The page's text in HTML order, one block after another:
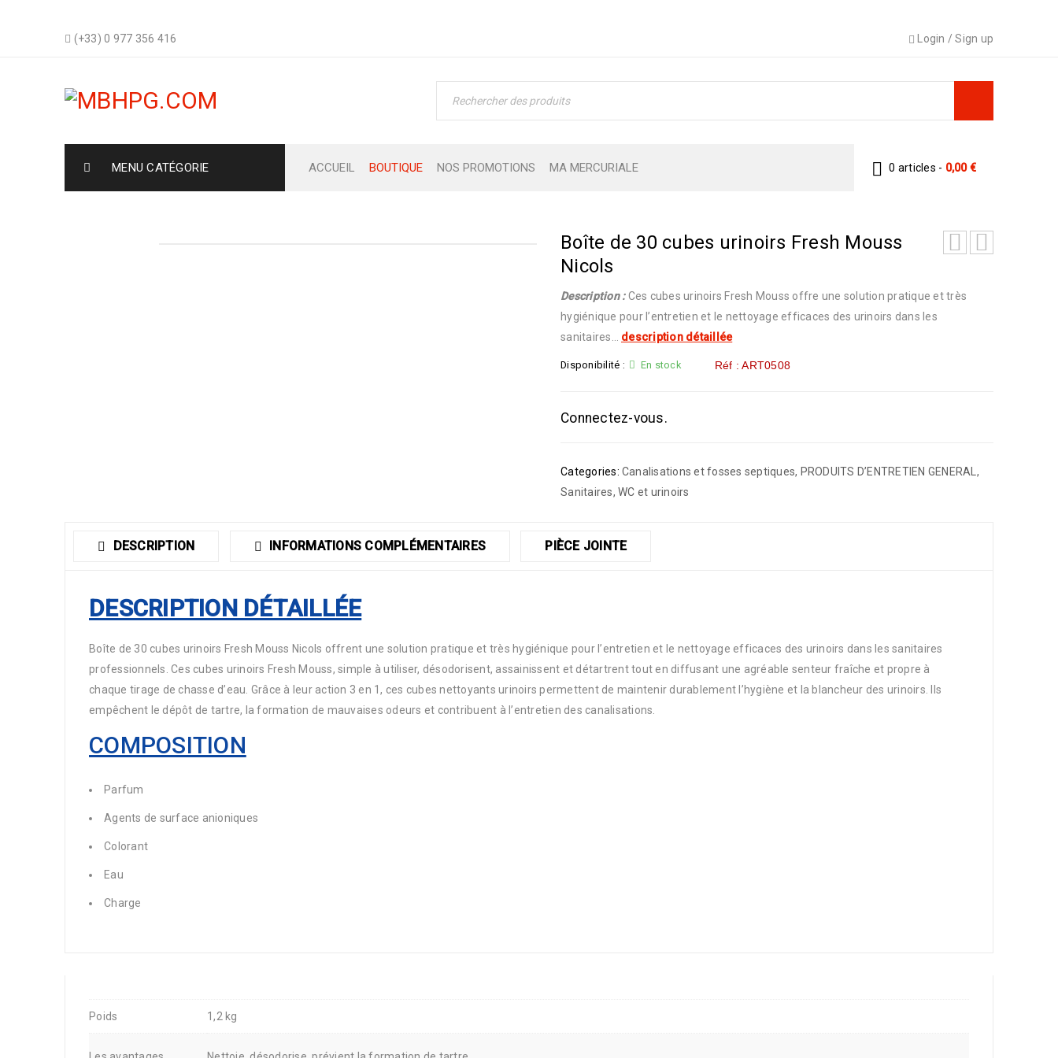
(+33) 0 977 356 416 Login /Sign up
MENU CATÉGORIE ACCUEIL BOUTIQUE NOS PROMOTIONS MA MERCURIALE 0 articles - 0,00€
Boîte de 30 cubes urinoirs Fresh Mouss
Nicols
Description :Ces cubes urinoirs Fresh Mouss offre une solution pratique et très
hygiénique pour l’entretien et le nettoyage efficaces des urinoirs dans les
sanitaires… description détaillée
Disponibilité : En stock Réf : ART0508
Connectez-vous.
Categories: Canalisations et fosses septiques, PRODUITS D’ENTRETIEN GENERAL ,
Sanitaires, WC et urinoirs
DESCRIPTION INFORMATIONS COMPLÉMENTAIRES PIÈCE JOINTE
DESCRIPTION DÉTAILLÉE
Boîte de 30 cubes urinoirs Fresh Mouss Nicols offrent une solution pratique et très hygiénique pour l’entretien et le nettoyage efficaces des urinoirs dans les sanitaires
professionnels. Ces cubes urinoirs Fresh Mouss, simple à utiliser, désodorisent, assainissent et détartrent tout en diffusant une agréable senteur fraîche et propre à
chaque tirage de chasse d’eau. Grâce à leur action 3 en 1, ces cubes nettoyants urinoirs permettent de maintenir durablement l’hygiène et la blancheur des urinoirs. Ils
empêchent le dépôt de tartre, la formation de mauvaises odeurs et contribuent à l’entretien des canalisations.
COMPOSITION
Parfum
Agents de surface anioniques
Colorant
Eau
Charge
Poids 1,2 kg